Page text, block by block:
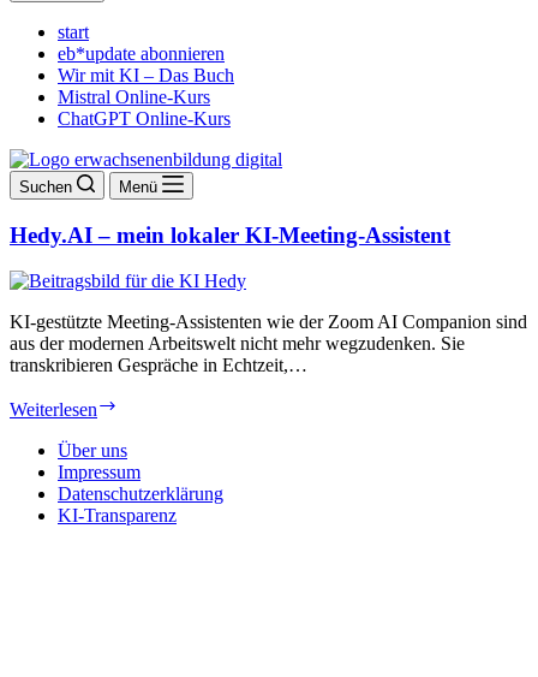
start
eb*update abonnieren
Wir mit KI – Das Buch
Mistral Online-Kurs
ChatGPT Online-Kurs
Suchen Menü
Hedy.AI – mein lokaler KI-Meeting-Assistent
KI-gestützte Meeting-Assistenten wie der Zoom AI Companion sind
aus der modernen Arbeitswelt nicht mehr wegzudenken. Sie
transkribieren Gespräche in Echtzeit,…
Weiterlesen
mein
lokaler
KI-
Meeting-
Über uns
Impressum
Datenschutzerklärung
KI-Transparenz